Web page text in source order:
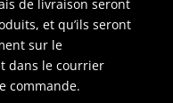
de livraison seront
et qu’ils seront
sur le
dans le courrier
commande.